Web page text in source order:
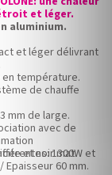
et léger.
aluminium.
et léger délivrant
température.
de chauffe
mm de large.
avec de
et noir mat.
Epaisseur 60 mm.
1300W et